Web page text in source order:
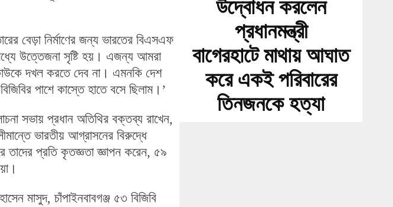
বেড়া নির্মাণের জন্য ভারতের বিএসএফ
উত্তেজনা সৃষ্টি হয়। এজন্য আমরা
কাউকে দখল করতে দেব না। এমনকি দেশ
পাশে কাস্তে হাতে বসে ছিলাম।’
সভায় প্রধান অতিথির বক্তব্য রাখেন,
ভারতীয় আগ্রাসনের বিরুদ্ধে
তাদের প্রতি কৃতজ্ঞতা জ্ঞাপন করেন, ৫৯
মাসুদ, চাঁপাইনবাবগঞ্জ ৫৩ বিজিবি
উদ্বোধন করলেন
প্রধানমন্ত্রী
বাগেরহাটে মাথায় আঘাত
করে একই পরিবারের
তিনজনকে হত্যা